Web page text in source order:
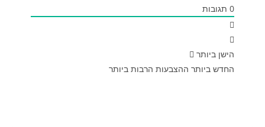
0 תגובות
הישן ביותר
החדש ביותר ההצבעות הרבות ביותר